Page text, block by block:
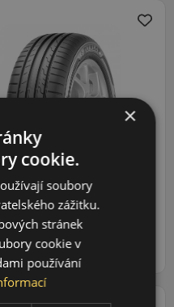
1 410 CZK
DO KOŠÍKU
×
cookie.
soubory
zážitku.
stránek
cookie v
používání